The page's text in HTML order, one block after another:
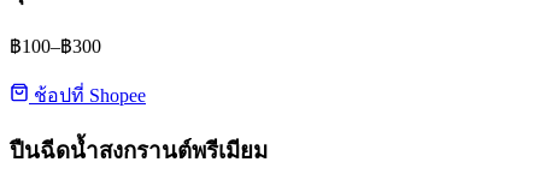
฿100–฿300
ช้อปที่ Shopee
ปืนฉีดน้ำสงกรานต์พรีเมียม